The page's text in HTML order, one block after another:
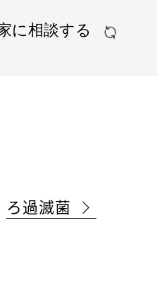
に相談する
ろ過滅菌